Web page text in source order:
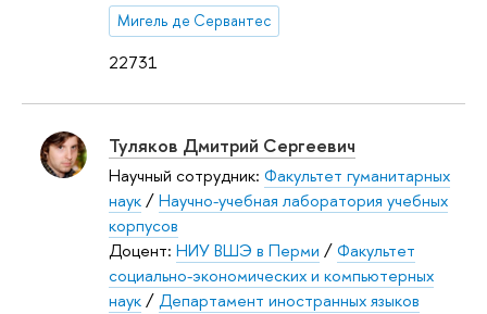
22731
Мигель де Сервантес
Туляков Дмитрий Сергеевич
Научный сотрудник: Факультет гуманитарных
наук/Научно-учебная лаборатория учебных
корпусов
Доцент: НИУ ВШЭ в Перми /Факультет
социально-экономических и компьютерных
наук/Департамент иностранных языков